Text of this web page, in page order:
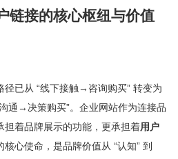
链接的核心枢纽与价值
径已从 “线下接触→咨询购买” 转变为
通→决策购买”。企业网站作为连接品
担着品牌展示的功能，更承担着用户
核心使命，是品牌价值从 “认知” 到